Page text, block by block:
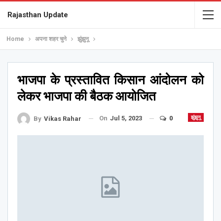
Rajasthan Update
Home अपना शहर चुने झुंझुनू
भाजपा के प्रस्तावित किसान आंदोलन को
लेकर भाजपा की बैठक आयोजित
झुंझुनू
By Vikas Rahar On Jul 5, 2023 0